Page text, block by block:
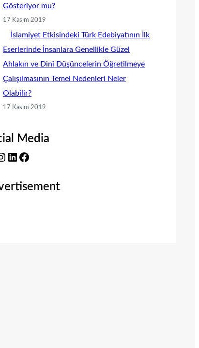
Gösteriyor mu?
17 Kasım 2019
İslamiyet Etkisindeki Türk Edebiyatının İlk
Eserlerinde İnsanlara Genellikle Güzel
Ahlakın ve Dinî Düşüncelerin Öğretilmeye
Çalışılmasının Temel Nedenleri Neler
Olabilir?
17 Kasım 2019
Media
LinkedIn Facebook